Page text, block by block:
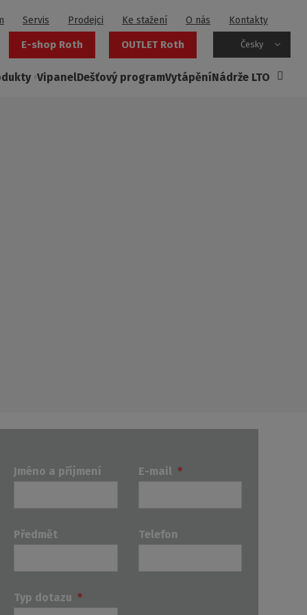
Servis Prodejci Ke stažení O nás Kontakty
E-shop Roth OUTLET Roth Česky
VipanelDešťový programVytápěníNádrže LTO
Jméno a příjmení
Předmět
Typ dotazu *
E-mail *
Telefon